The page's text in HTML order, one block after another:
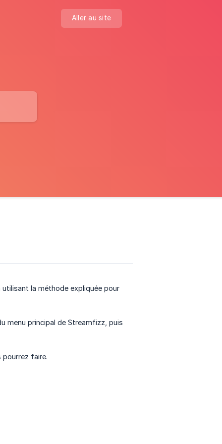
Aller au site
la méthode expliquée pour
menu principal de Streamfizz, puis
pourrez faire.